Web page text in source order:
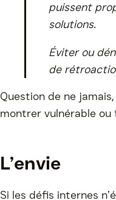
puissent
solutions.
Éviter ou
de
Question de ne
montrer vulnérable ou
L’envie
Si les défis internes